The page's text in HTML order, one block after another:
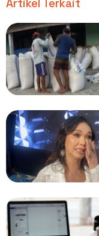
Artikel Terkait